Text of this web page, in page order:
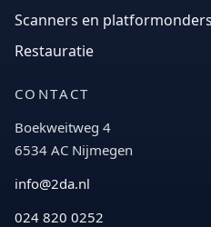
Scanners en
Restauratie
CONTACT
Boekweitweg 4
6534 AC Nijmegen
info@2da.nl
024 820 0252